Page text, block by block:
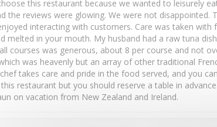
this restaurant because we wanted to leisurely
the reviews were glowing. We were not
interacting with customers. Care was taken
melted in your mouth. My husband had a raw tuna
courses was generous, about 8 per course and not
was heavenly but an array of other traditional
takes care and pride in the food served, and you
restaurant but you should reserve a table in
on vacation from New Zealand and Ireland.